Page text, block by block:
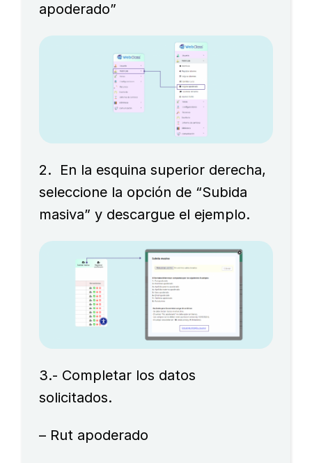
apoderado”
2. En la esquina superior derecha,
seleccione la opción de “Subida
masiva” y descargue el ejemplo.
3.- Completar los datos
solicitados.
– Rut apoderado